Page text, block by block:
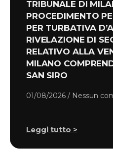
TRIBUNALE DI
PROCEDIMENTO
PER TURBATIVA
RIVELAZIONE DI
RELATIVO ALLA
MILANO
SAN SIRO
01/08/2026 Nessun
Leggi tutto >